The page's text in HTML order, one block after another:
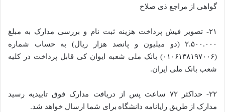
گواهی از مراجع ذی صلاح
۲۱- تصویر فیش پرداخت هزینه ثبت نام و بررسی مدارک به مبلغ
۲.۵۰۰.۰۰۰ (دو میلیون و پانصد هزار ریال) به حساب شماره
(۰۱۰۶۱۳۸۱۹۷۰۰۶) بانک ملی شعبه ایوان کی قابل پرداخت در کلیه
شعب بانک ملی ایران.
۲۲- حداکثر ۷۲ ساعت پس از دریافت مدارک فوق تاییدیه رسید
مدارک از طریق رایانامه دانشگاه برای شما ارسال خواهد شد.